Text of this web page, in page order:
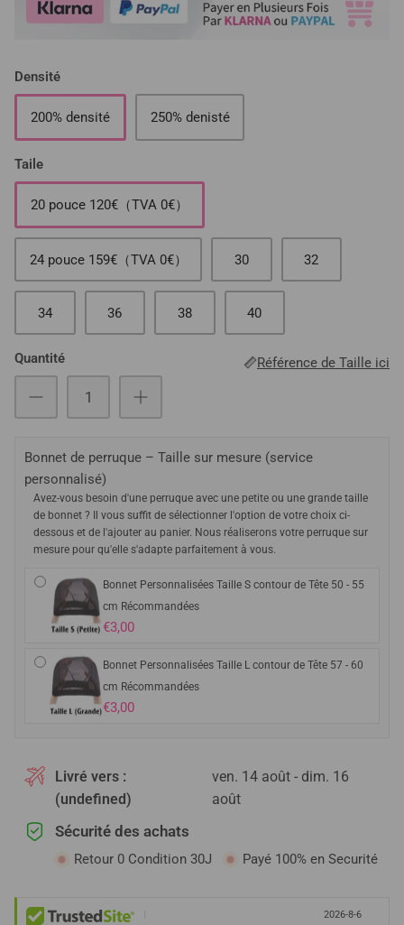
Densité
200% densité 250% denisté
Taile
20 pouce 120€（TVA 0€）
24 pouce 159€（TVA 0€） 30 32
34 36 38 40
Quantité Référence de Taille ici
Bonnet de perruque – Taille sur mesure (service
personnalisé)
Avez-vous besoin d'une perruque avec une petite ou une grande taille
de bonnet ? Il vous suffit de sélectionner l'option de votre choix ci-
dessous et de l'ajouter au panier. Nous réaliserons votre perruque sur
mesure pour qu'elle s'adapte parfaitement à vous.
Bonnet Personnalisées Taille S contour de Tête 50 - 55
cm Récommandées
€3,00
Bonnet Personnalisées Taille L contour de Tête 57 - 60
cm Récommandées
€3,00
Livré vers :
(undefined)
ven. 14 août - dim. 16
août
Sécurité des achats
Retour 0 Condition 30J Payé 100% en Securité
2026-8-6